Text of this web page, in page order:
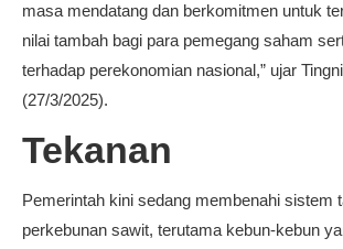
masa mendatang dan berkomitmen untuk
nilai tambah bagi para pemegang saham
terhadap perekonomian nasional,” ujar
(27/3/2025).
Tekanan
Pemerintah kini sedang membenahi sistem
perkebunan sawit, terutama kebun-kebun